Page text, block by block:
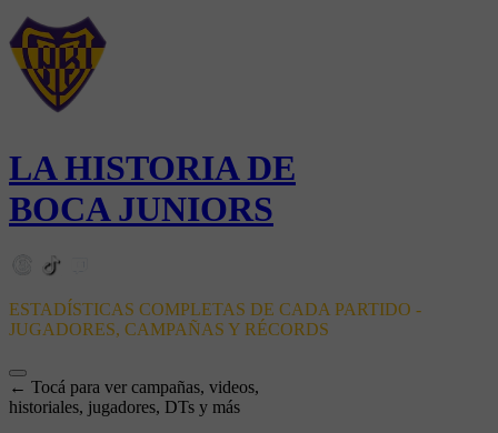
LA HISTORIA DE
BOCA JUNIORS
ESTADÍSTICAS COMPLETAS DE CADA PARTIDO -
JUGADORES, CAMPAÑAS Y RÉCORDS
← Tocá para ver campañas, videos,
historiales, jugadores, DTs y más